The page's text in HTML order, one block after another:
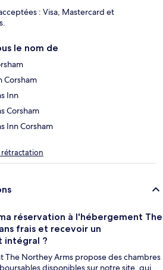
: Visa, Mastercard et
le nom de
Corsham
Inn
Corsham
Inn Corsham
réservation à l'hébergement The
frais et recevoir un
intégral ?
The Northey Arms propose des chambres
disponibles sur notre site, qui